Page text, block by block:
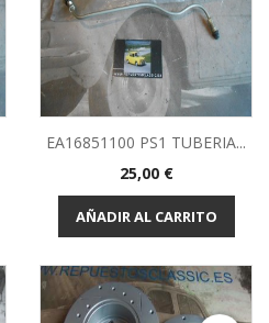
EA16851100 PS1 TUBERIA...
Precio
25,00 €
AÑADIR AL CARRITO